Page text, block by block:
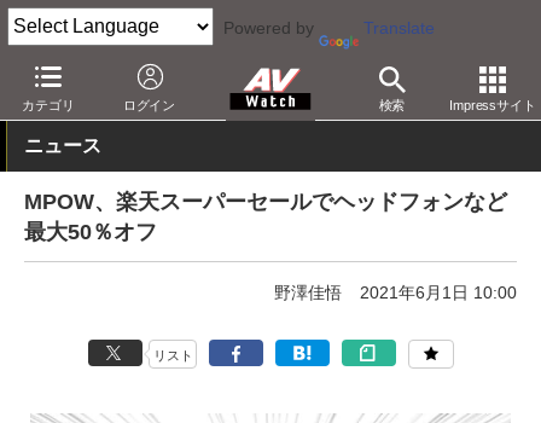
Powered by Translate
カテゴリ ログイン 検索 Impressサイト
AV Watch 動向 ショップ セール
ニュース
MPOW、楽天スーパーセールでヘッドフォンなど
最大50％オフ
野澤佳悟 2021年6月1日 10:00
リスト